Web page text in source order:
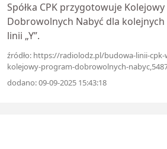
Spółka CPK przygotowuje
Dobrowolnych Nabyć dla
linii „Y”.
źródło: https://radiolodz.pl/budowa-linii-cpk-
kolejowy-program-dobrowolnych-
dodano: 09-09-2025 15:43:18